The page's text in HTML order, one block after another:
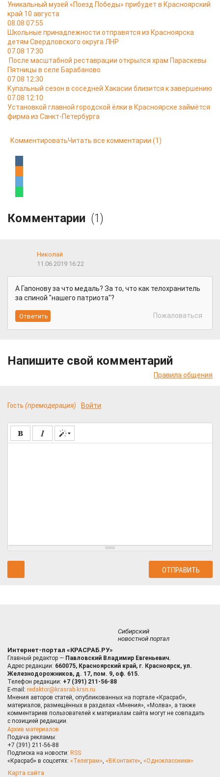
Уникальный музей «Поезд Победы» прибудет в Красноярский
край 10 августа
08.08 07:55
Школьные принадлежности отправятся из Красноярска
детям Свердловского округа ЛНР
07.08 17:30
После масштабной реставрации открылся храм Параскевы
Пятницы в селе Барабаново
07.08 12:30
Купальный сезон в соседней Хакасии близится к завершению
07.08 12:10
Установкой главной городской ёлки в Красноярске займётся
фирма из Санкт-Петербурга
КомментироватьЧитать все комментарии (1)
Комментарии (1)
Николай
11.06.2019 16:22
А Гапонову за что медаль? За то, что как телохранитель
за спиной "нашего патриота"?
Пожаловаться
Напишите свой комментарий
Правила общения
Гость (премодерация) Войти
Сибирский
новостной портал
Интернет-портал «КРАСРАБ.РУ»
Главный редактор — Павловский Владимир Евгеньевич.
Адрес редакции: 660075, Красноярский край, г. Красноярск, ул.
Железнодорожников, д. 17, пом. 9, оф. 615.
Телефон редакции: +7 (391) 211-56-88
E-mail: redaktor@krasrab.krsn.ru
Мнения авторов статей, опубликованных на портале «Красраб»,
материалов, размещённых в разделах «Мнения», «Молва», а также
комментариев пользователей к материалам сайта могут не совпадать
с позицией редакции.
Архив материалов
Подача рекламы:
+7 (391) 211-56-88
Подписка на новости: RSS
«Красраб» в соцсетях: «Телеграм», «ВКонтакте», «Одноклассники»
Карта сайта